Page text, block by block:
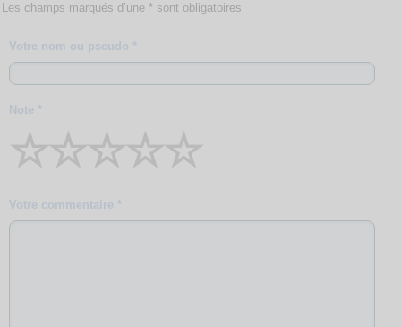
Les champs marqués d’une * sont obligatoires
Votre nom ou pseudo *
Note *
☆
☆
☆
☆
☆
Votre commentaire *